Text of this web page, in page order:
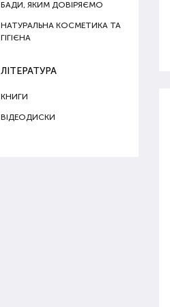
БАДИ, ЯКИМ ДОВІРЯЄМО
НАТУРАЛЬНА КОСМЕТИКА ТА
ГІГІЄНА
ЛІТЕРАТУРА
КНИГИ
ВІДЕОДИСКИ